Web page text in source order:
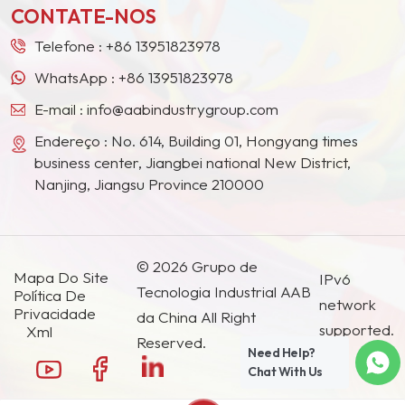
países e regiões.
CONTATE-NOS
Telefone : +86 13951823978
WhatsApp : +86 13951823978
E-mail : info@aabindustrygroup.com
Endereço : No. 614, Building 01, Hongyang times
business center, Jiangbei national New District,
Nanjing, Jiangsu Province 210000
Mapa Do Site
Política De
Privacidade
Xml
© 2026 Grupo de
Tecnologia Industrial AAB
da China All Right
Reserved.
IPv6
network
supported.
Need Help?
Chat With Us